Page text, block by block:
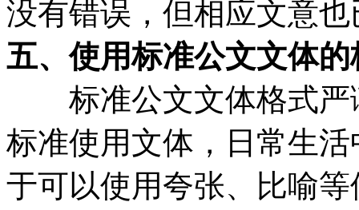
没有错误，但相应文意
五、使用标准公文文体
标准公文文体格式严
标准使用文体，日常生
于可以使用夸张、比喻